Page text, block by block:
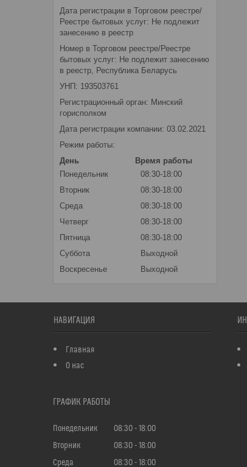
Дата регистрации в Торговом реестре/
Реестре бытовых услуг: Не подлежит
занесению в реестр
Номер в Торговом реестре/Реестре
бытовых услуг: Не подлежит занесению
в реестр, Республика Беларусь
УНП: 193503761
Регистрационный орган: Минский
горисполком
Дата регистрации компании: 03.02.2021
Режим работы:
День
Время работы
Понедельник
08:30-18:00
Вторник
08:30-18:00
Среда
08:30-18:00
Четверг
08:30-18:00
Пятница
08:30-18:00
Суббота
Выходной
Воскресенье
Выходной
НАВИГАЦИЯ
Главная
О нас
ГРАФИК РАБОТЫ
Понедельник 08:30
18:00
Вторник
08:30
18:00
Среда
08:30 18:00